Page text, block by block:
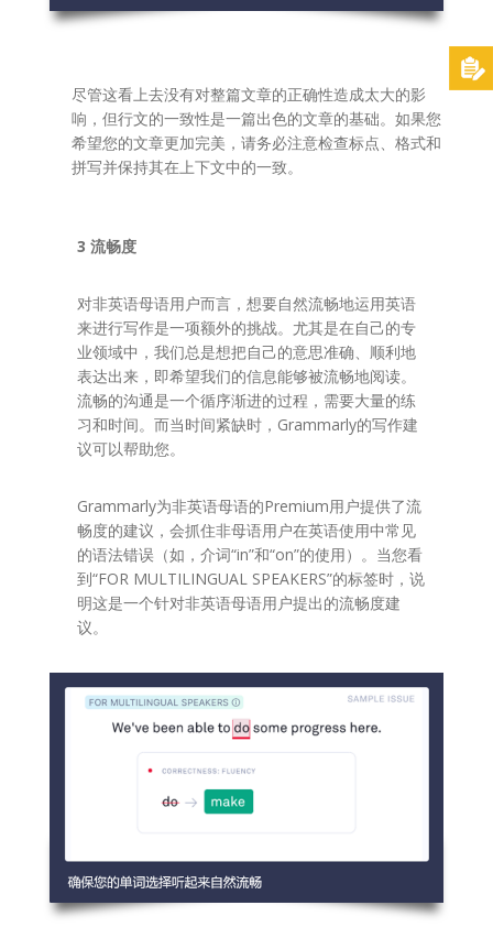
尽管这看上去没有对整篇文章的正确性造成太大的影
响，但行文的一致性是一篇出色的文章的基础。如果您
希望您的文章更加完美，请务必注意检查标点、格式和
拼写并保持其在上下文中的一致。
3 流畅度
对非英语母语用户而言，想要自然流畅地运用英语
来进行写作是一项额外的挑战。尤其是在自己的专
业领域中，我们总是想把自己的意思准确、顺利地
表达出来，即希望我们的信息能够被流畅地阅读。
流畅的沟通是一个循序渐进的过程，需要大量的练
习和时间。而当时间紧缺时，Grammarly的写作建
议可以帮助您。
Grammarly为非英语母语的Premium用户提供了流
畅度的建议，会抓住非母语用户在英语使用中常见
的语法错误（如，介词“in”和“on”的使用）。当您看
到“FOR MULTILINGUAL SPEAKERS”的标签时，说
明这是一个针对非英语母语用户提出的流畅度建
议。